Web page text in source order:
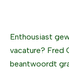
Enthousiast
vacature? Fred
beantwoordt